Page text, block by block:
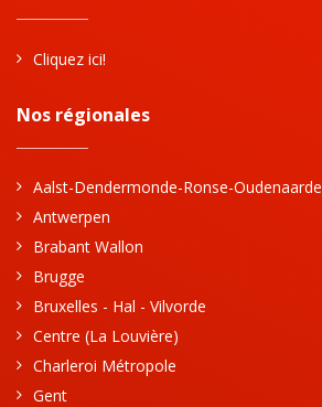
Cliquez ici!
Nos régionales
Aalst-Dendermonde-Ronse-Oudenaarde
Antwerpen
Brabant Wallon
Brugge
Bruxelles - Hal - Vilvorde
Centre (La Louvière)
Charleroi Métropole
Gent